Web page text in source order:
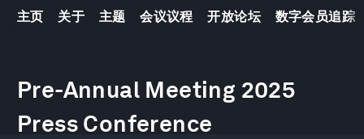
主页 关于 主题 会议议程 开放论坛 数字会员追踪
Pre-Annual Meeting 2025
Press Conference
seconds
of
minutes,
55